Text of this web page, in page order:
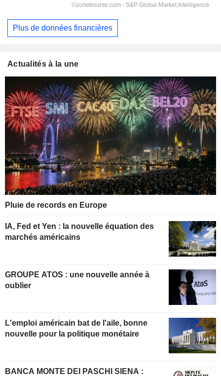
Plus de données financières
Actualités à la une
Pluie de records en Europe
IA, Fed et Yen : la nouvelle équation des
marchés américains
GROUPE ATOS : une nouvelle année à
oublier
L'emploi américain bat de l'aile, bonne
nouvelle pour la politique monétaire
BANCA MONTE DEI PASCHI SIENA :